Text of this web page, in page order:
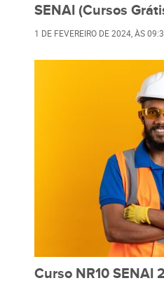
SENAI (Cursos
1 DE FEVEREIRO DE 2024 , ÀS
Curso NR10 SENAI